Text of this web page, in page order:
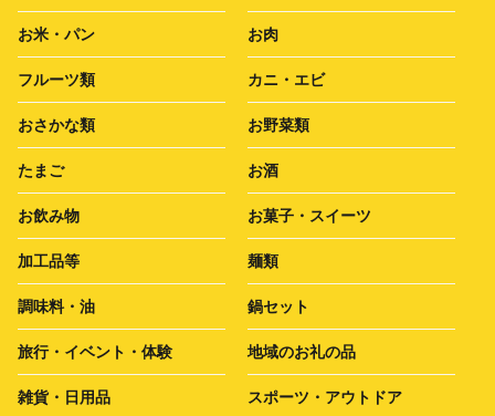
お米・パン お肉
フルーツ類 カニ・エビ
おさかな類 お野菜類
たまご お酒
お飲み物 お菓子・スイーツ
加工品等 麺類
調味料・油 鍋セット
旅行・イベント・体験 地域のお礼の品
雑貨・日用品 スポーツ・アウトドア